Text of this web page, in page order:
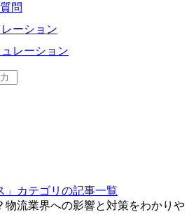
問
」カテゴリの記事一覧
物流業界への影響と対策をわかりや